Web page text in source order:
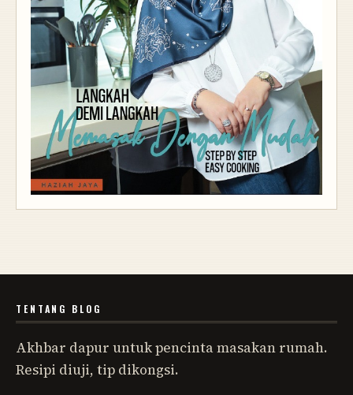
TENTANG BLOG
Akhbar dapur untuk pencinta masakan rumah.
Resipi diuji, tip dikongsi.